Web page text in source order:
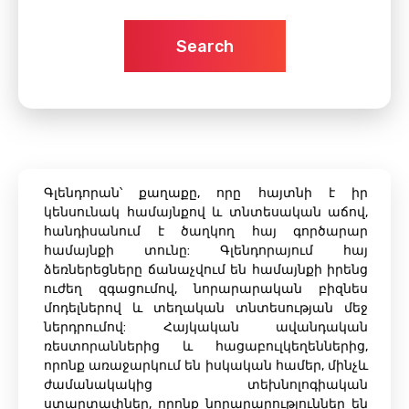
Search
Գլենդորան՝ քաղաքը, որը հայտնի է իր
կենսունակ համայնքով և տնտեսական աճով,
հանդիսանում է ծաղկող հայ գործարար
համայնքի տունը: Գլենդորայում հայ
ձեռներեցները ճանաչվում են համայնքի իրենց
ուժեղ զգացումով, նորարարական բիզնես
մոդելներով և տեղական տնտեսության մեջ
ներդրումով: Հայկական ավանդական
ռեստորաններից և հացաբուլկեղեններից,
որոնք առաջարկում են իսկական համեր, մինչև
ժամանակակից տեխնոլոգիական
ստարտափներ, որոնք նորարարություններ են